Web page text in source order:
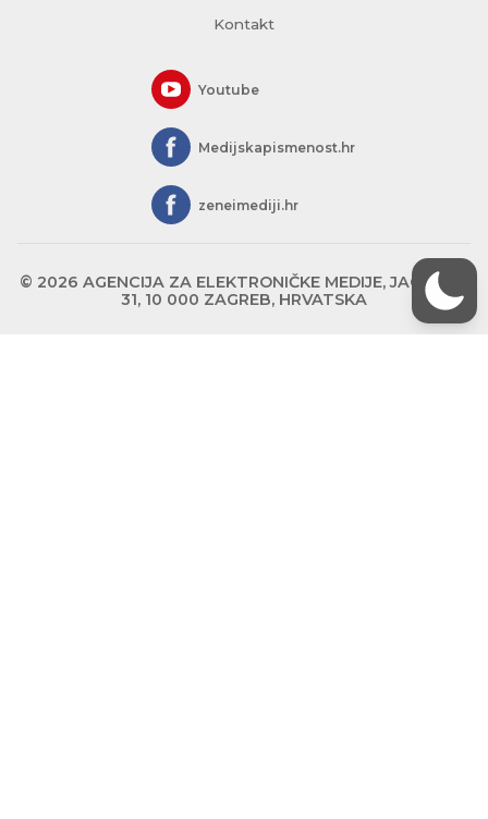
Kontakt
Youtube
Medijskapismenost.hr
zeneimediji.hr
© 2026 AGENCIJA ZA ELEKTRONIČKE MEDIJE, JAGIĆEVA
31, 10 000 ZAGREB, HRVATSKA